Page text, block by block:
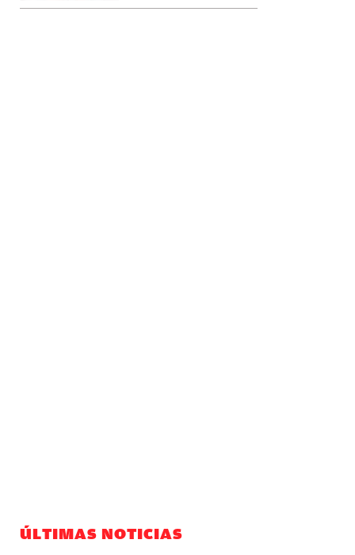
ÚLTIMAS NOTICIAS